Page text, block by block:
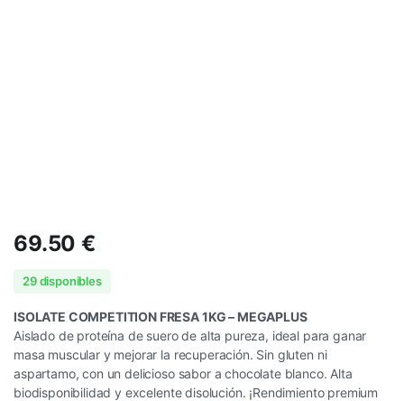
69.50€
29 disponibles
ISOLATE COMPETITION FRESA 1KG – MEGAPLUS
Aislado de proteína de suero de alta pureza, ideal para ganar
masa muscular y mejorar la recuperación. Sin gluten ni
aspartamo, con un delicioso sabor a chocolate blanco. Alta
biodisponibilidad y excelente disolución. ¡Rendimiento premium